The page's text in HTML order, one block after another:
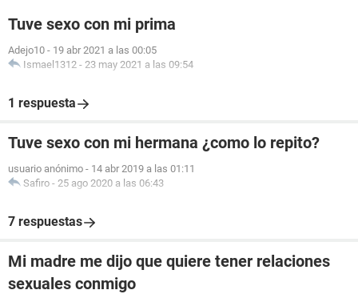
Tuve sexo con mi prima
Adejo10 - 19 abr 2021 a las 00:05
Ismael1312 - 23 may 2021 a las 09:54
1 respuesta
Tuve sexo con mi hermana ¿como lo repito?
usuario anónimo - 14 abr 2019 a las 01:11
Safiro - 25 ago 2020 a las 06:43
7 respuestas
Mi madre me dijo que quiere tener relaciones
sexuales conmigo